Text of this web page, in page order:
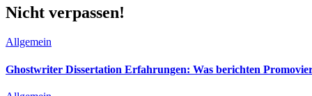
Nicht verpassen!
Allgemein
Ghostwriter Dissertation Erfahrungen: Was berichten